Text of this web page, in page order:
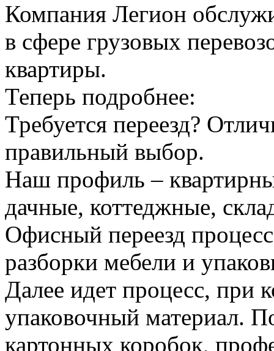
Компания Легион
в сфере грузовых
квартиры.
Теперь подробнее:
Требуется переезд?
правильный выбор.
Наш профиль –
дачные, коттеджные,
Офисный переезд
разборки мебели и
Далее идет процесс, при
упаковочный материал.
картонных коробок,